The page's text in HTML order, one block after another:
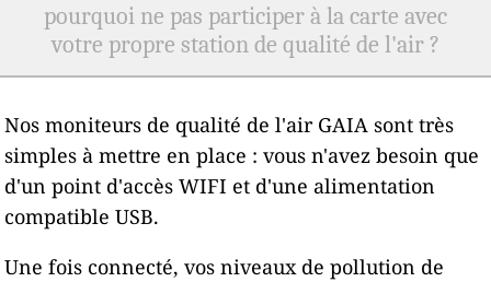
pourquoi ne pas participer à la carte avec
votre propre station de qualité de l'air ?
Nos moniteurs de qualité de l'air GAIA sont très
simples à mettre en place : vous n'avez besoin que
d'un point d'accès WIFI et d'une alimentation
compatible USB.
Une fois connecté, vos niveaux de pollution de